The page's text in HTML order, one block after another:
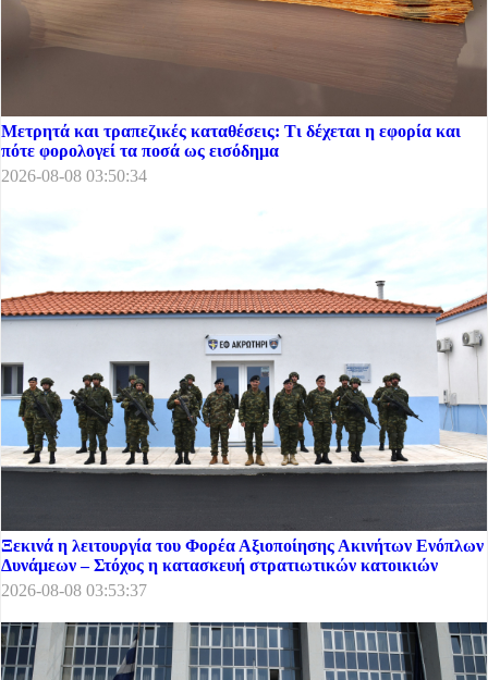
Μετρητά και τραπεζικές καταθέσεις: Τι δέχεται η εφορία και
πότε φορολογεί τα ποσά ως εισόδημα
2026-08-08 03:50:34
Ξεκινά η λειτουργία του Φορέα Αξιοποίησης Ακινήτων Ενόπλων
Δυνάμεων – Στόχος η κατασκευή στρατιωτικών κατοικιών
2026-08-08 03:53:37